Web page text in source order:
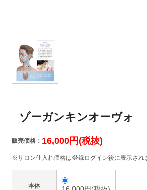
ゾーガンキンオーヴォ
販売価格： 16,000円(税抜)
※サロン仕入れ価格は登録ログイン後に表示され
本体